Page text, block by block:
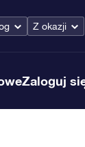
Z okazji
Zaloguj